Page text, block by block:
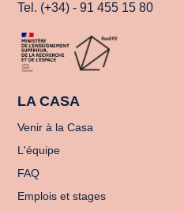
Tel. (+34) - 91 455 15 80
LA CASA
Venir à la Casa
L'équipe
FAQ
Emplois et stages